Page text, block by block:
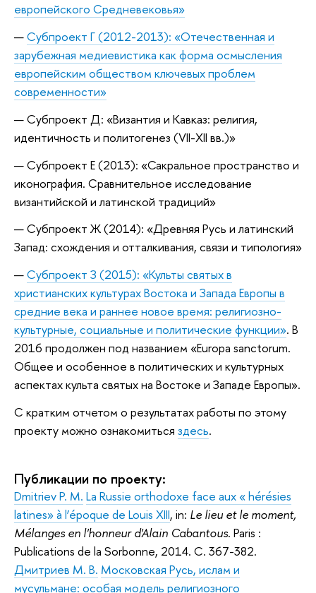
европейского Средневековья»
Субпроект Г (2012-2013): «Отечественная и
зарубежная медиевистика как форма осмысления
европейским обществом ключевых проблем
современности»
Субпроект Д: «Византия и Кавказ: религия,
идентичность и политогенез (VII-XII вв.)»
Субпроект Е (2013): «Сакральное пространство и
иконография. Сравнительное исследование
византийской и латинской традиций»
Субпроект Ж (2014): «Древняя Русь и латинский
Запад: схождения и отталкивания, связи и типология»
Субпроект З (2015): «Культы святых в
христианских культурах Востока и Запада Европы в
средние века и раннее новое время: религиозно-
культурные, социальные и политические функции». В
2016 продолжен под названием «Europa sanctorum.
Общее и особенное в политических и культурных
аспектах культа святых на Востоке и Западе Европы».
С кратким отчетом о результатах работы по этому
проекту можно ознакомиться здесь.
Публикации по проекту:
Dmitriev P. M. La Russie orthodoxe face aux « hérésies
latines» à l’époque de Louis XIII, in: Le lieu et le moment,
Mélanges en l'honneur d'Alain Cabantous. Paris :
Publications de la Sorbonne, 2014. С. 367-382.
Дмитриев М. В. Московская Русь, ислам и
мусульмане: особая модель религиозного